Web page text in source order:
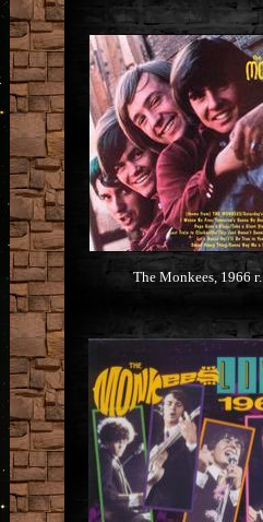
The Monkees, 1966 г.